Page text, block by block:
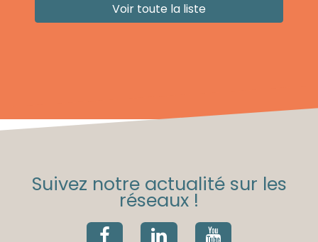
Voir toute la liste
Suivez notre actualité sur les
réseaux !